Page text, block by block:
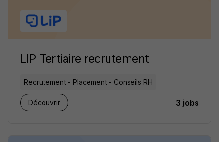
LIP Tertiaire recrutement
Recrutement - Placement - Conseils RH
Découvrir 3 jobs